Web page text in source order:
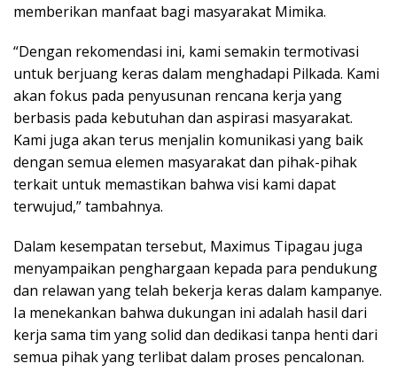
memberikan manfaat bagi masyarakat Mimika.
“Dengan rekomendasi ini, kami semakin termotivasi
untuk berjuang keras dalam menghadapi Pilkada. Kami
akan fokus pada penyusunan rencana kerja yang
berbasis pada kebutuhan dan aspirasi masyarakat.
Kami juga akan terus menjalin komunikasi yang baik
dengan semua elemen masyarakat dan pihak-pihak
terkait untuk memastikan bahwa visi kami dapat
terwujud,” tambahnya.
Dalam kesempatan tersebut, Maximus Tipagau juga
menyampaikan penghargaan kepada para pendukung
dan relawan yang telah bekerja keras dalam kampanye.
Ia menekankan bahwa dukungan ini adalah hasil dari
kerja sama tim yang solid dan dedikasi tanpa henti dari
semua pihak yang terlibat dalam proses pencalonan.